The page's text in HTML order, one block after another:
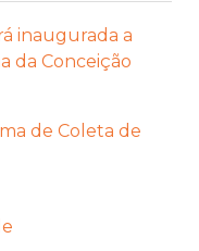
inaugurada a
da Conceição
de Coleta de